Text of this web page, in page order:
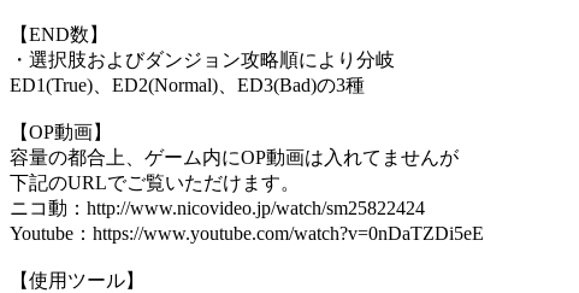
【END数】
・選択肢およびダンジョン攻略順により分岐
ED1(True)、ED2(Normal)、ED3(Bad)の3種
【OP動画】
容量の都合上、ゲーム内にOP動画は入れてませんが
下記のURLでご覧いただけます。
ニコ動：http://www.nicovideo.jp/watch/sm25822424
Youtube：https://www.youtube.com/watch?v=0nDaTZDi5eE
【使用ツール】